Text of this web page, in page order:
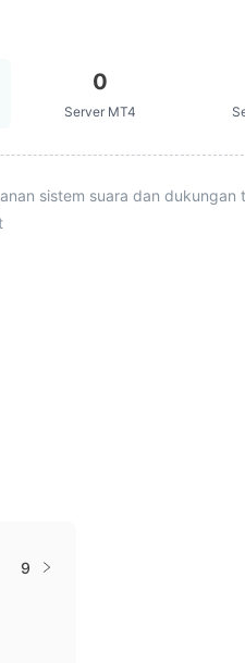
0
Server MT4
sistem suara dan
9